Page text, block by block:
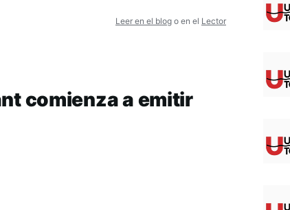
Leer en el blog o en el Lector
comienza a emitir